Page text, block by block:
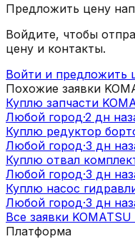
Предложить цену
Войдите, чтобы
цену и контакты.
Войти и предложить
Похожие заявки
Куплю запчасти
Любой город·2 дн
Куплю редуктор
Любой город·3 дн
Куплю отвал
Любой город·3 дн
Куплю насос
Любой город·3 дн
Все заявки KOMATSU
Платформа